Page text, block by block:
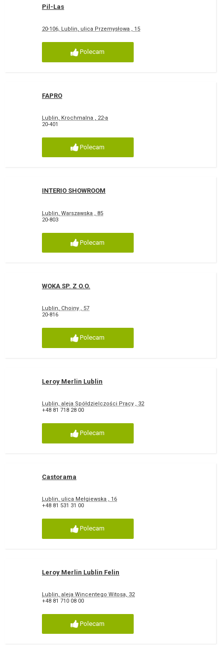
Pil-Las
20-106, Lublin, ulica Przemysłowa , 15
Polecam
FAPRO
Lublin, Krochmalna , 22-a
20-401
Polecam
INTERIO SHOWROOM
Lublin, Warszawska , 85
20-803
Polecam
WOKA SP. Z O.O.
Lublin, Choiny , 57
20-816
Polecam
Leroy Merlin Lublin
Lublin, aleja Spółdzielczości Pracy , 32
+48 81 718 28 00
Polecam
Castorama
Lublin, ulica Mełgiewska , 16
+48 81 531 31 00
Polecam
Leroy Merlin Lublin Felin
Lublin, aleja Wincentego Witosa, 32
+48 81 710 08 00
Polecam